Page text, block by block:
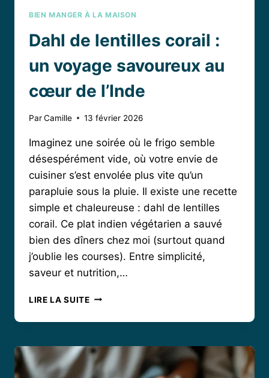
BIEN MANGER À LA MAISON
Dahl de lentilles corail :
un voyage savoureux au
cœur de l’Inde
ParCamille 13 février 2026
Imaginez une soirée où le frigo semble
désespérément vide, où votre envie de
cuisiner s’est envolée plus vite qu’un
parapluie sous la pluie. Il existe une recette
simple et chaleureuse : dahl de lentilles
corail. Ce plat indien végétarien a sauvé
bien des dîners chez moi (surtout quand
j’oublie les courses). Entre simplicité,
saveur et nutrition,…
LIRE LA SUITEDAHL
LENTILLES
:
UN
VOYAGE